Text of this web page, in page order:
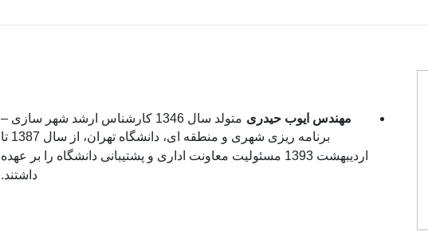
مهندس ایوب حیدری متولد سال 1346 کارشناس ارشد شهر سازی –
برنامه ریزی شهری و منطقه ای، دانشگاه تهران، از سال 1387 تا
اردیبهشت 1393 مسئولیت معاونت اداری و پشتیبانی دانشگاه را بر عهده
داشتند.